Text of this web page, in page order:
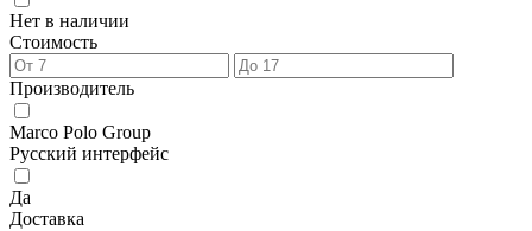
Нет в наличии
Стоимость
Производитель
Marco Polo Group
Русский интерфейс
Да
Доставка